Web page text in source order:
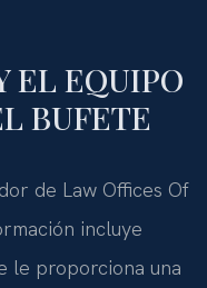
EL EQUIPO
BUFETE
de Law Offices Of
incluye
le proporciona una